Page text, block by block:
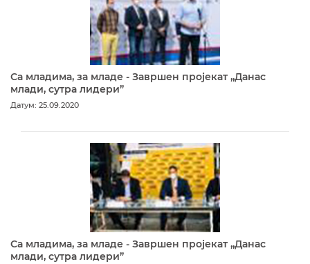
Са младима, за младе - Завршен пројекат „Данас
млади, сутра лидери”
Датум: 25.09.2020
Са младима, за младе - Завршен пројекат „Данас
млади, сутра лидери”